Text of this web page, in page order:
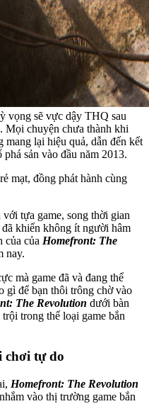
vọng sẽ vực dậy THQ sau
Mọi chuyện chưa thành khi
lại hiệu quả, dẫn đến kết
sản vào đầu năm 2013.
mạt, đồng phát hành cùng
tựa game, song thời gian
khiến không ít người hâm
của của Homefront: The
nay.
mà game đã và đang thể
gì để bạn thôi trông chờ vào
The Revolution dưới bàn
trong thể loại game bắn
chơi tự do
Homefront: The Revolution
vào thị trường game bắn